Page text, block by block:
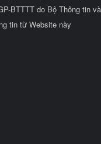
BTTTT do Bộ Thông tin
tin từ Website này